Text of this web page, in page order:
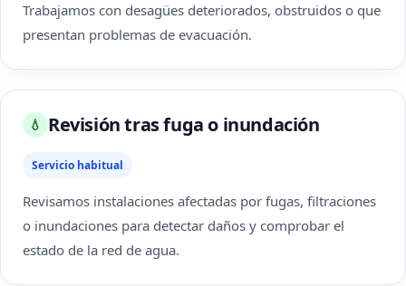
Trabajamos con desagües deteriorados, obstruidos o que
presentan problemas de evacuación.
💧 Revisión tras fuga o inundación
Servicio habitual
Revisamos instalaciones afectadas por fugas, filtraciones
o inundaciones para detectar daños y comprobar el
estado de la red de agua.